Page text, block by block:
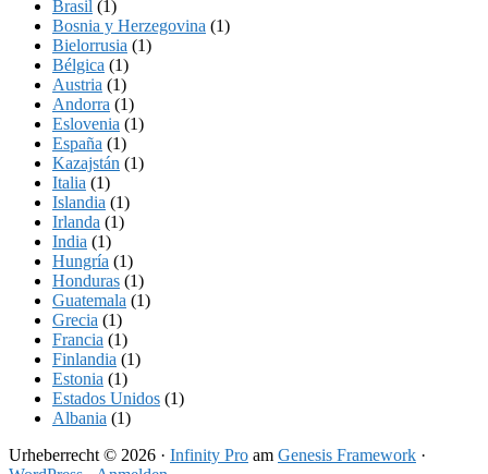
Brasil (1)
Bosnia y Herzegovina (1)
Bielorrusia (1)
Bélgica (1)
Austria (1)
Andorra (1)
Eslovenia (1)
España (1)
Kazajstán (1)
Italia (1)
Islandia (1)
Irlanda (1)
India (1)
Hungría (1)
Honduras (1)
Guatemala (1)
Grecia (1)
Francia (1)
Finlandia (1)
Estonia (1)
Estados Unidos (1)
Albania (1)
Urheberrecht © 2026 · Infinity Pro am Genesis Framework ·